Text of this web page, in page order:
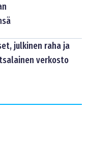
julkinen raha ja
verkosto